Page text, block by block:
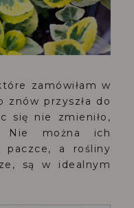
zamówiłam w
znów przyszła do
się nie zmieniło,
Nie można ich
a rośliny
są w idealnym